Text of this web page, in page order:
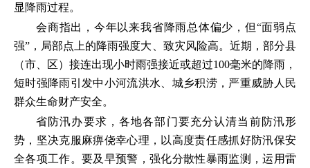
显降雨过程。
会商指出，今年以来我省降雨总体偏少，但“面弱点
强”，局部点上的降雨强度大、致灾风险高。近期，部分县
（市、区）接连出现小时雨强接近或超过100毫米的降雨，
短时强降雨引发中小河流洪水、城乡积涝，严重威胁人民
群众生命财产安全。
省防汛办要求，各地各部门要充分认清当前防汛形
势，坚决克服麻痹侥幸心理，以高度责任感抓好防汛保安
全各项工作。要及早预警，强化分散性暴雨监测，运用雷